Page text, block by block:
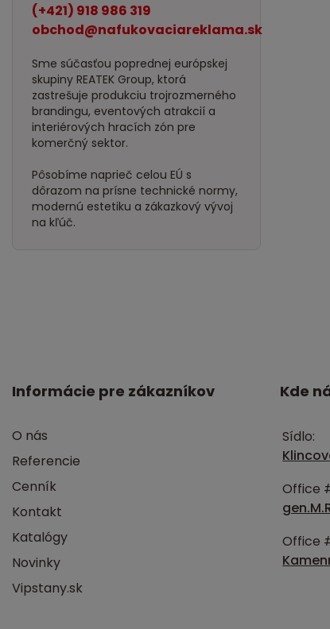
(+421) 918 986 319
obchod@nafukovaciareklama.sk
Sme súčasťou poprednej európskej
skupiny REATEK Group, ktorá
zastrešuje produkciu trojrozmerného
brandingu, eventových atrakcií a
interiérových hracích zón pre
komerčný sektor.
Pôsobíme naprieč celou EÚ s
dôrazom na prísne technické normy,
modernú estetiku a zákazkový vývoj
na kľúč.
Informácie pre zákazníkov
O nás
Referencie
Cenník
Kontakt
Katalógy
Novinky
Vipstany.sk
Kde
Sídlo:
Office
Office